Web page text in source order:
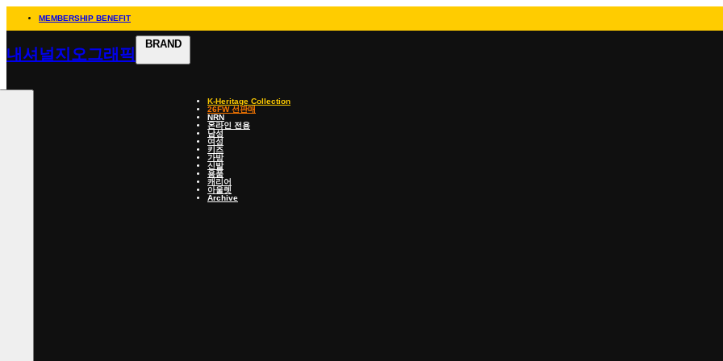
MEMBERSHIP BENEFIT
내셔널지오그래픽
BRAND
K-Heritage Collection
26FW 선판매
NRN
온라인 전용
남성
여성
키즈
가방
신발
용품
캐리어
아울렛
Archive